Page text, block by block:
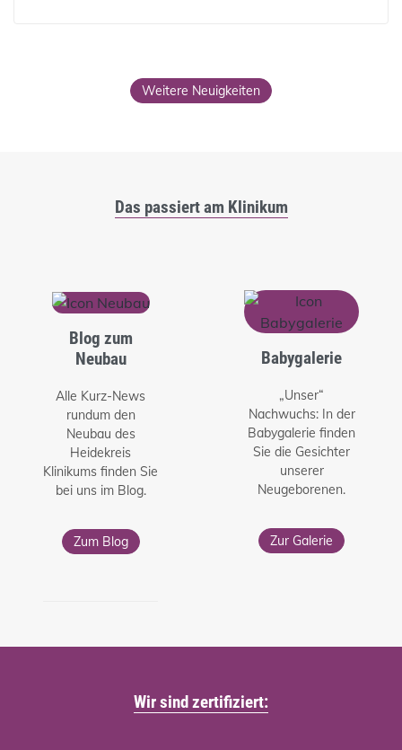
Weitere Neuigkeiten
Das passiert am Klinikum
Blog zum
Neubau
Alle Kurz-News
rundum den
Neubau des
Heidekreis
Klinikums finden Sie
bei uns im Blog.
Zum Blog
Babygalerie
„Unser“
Nachwuchs: In der
Babygalerie finden
Sie die Gesichter
unserer
Neugeborenen.
Zur Galerie
Wir sind zertifiziert: